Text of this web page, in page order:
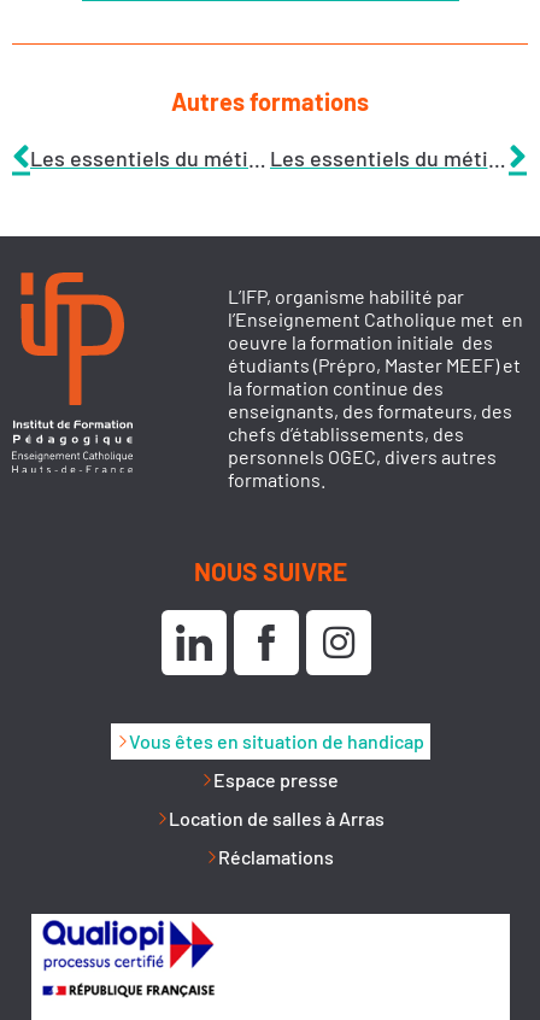
Autres formations
L’IFP, organisme habilité par
l’Enseignement Catholique met en
oeuvre la formation initiale des
étudiants (Prépro, Master MEEF) et
la formation continue des
enseignants, des formateurs, des
chefs d’établissements, des
personnels OGEC, divers autres
formations.
NOUS SUIVRE
Vous êtes en situation de handicap
Espace presse
Location de salles à Arras
Réclamations